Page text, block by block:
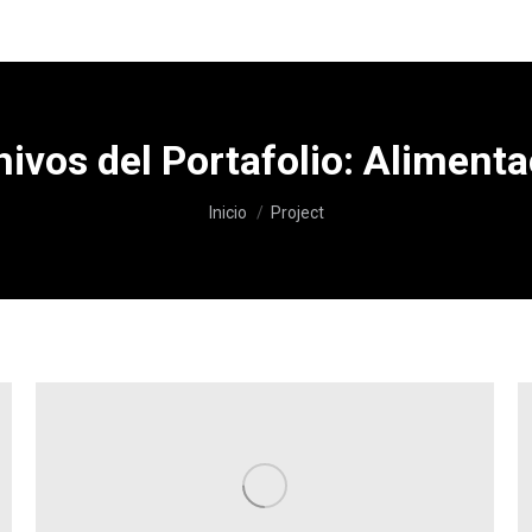
del Portafolio:
Estás aquí:
Inicio Project